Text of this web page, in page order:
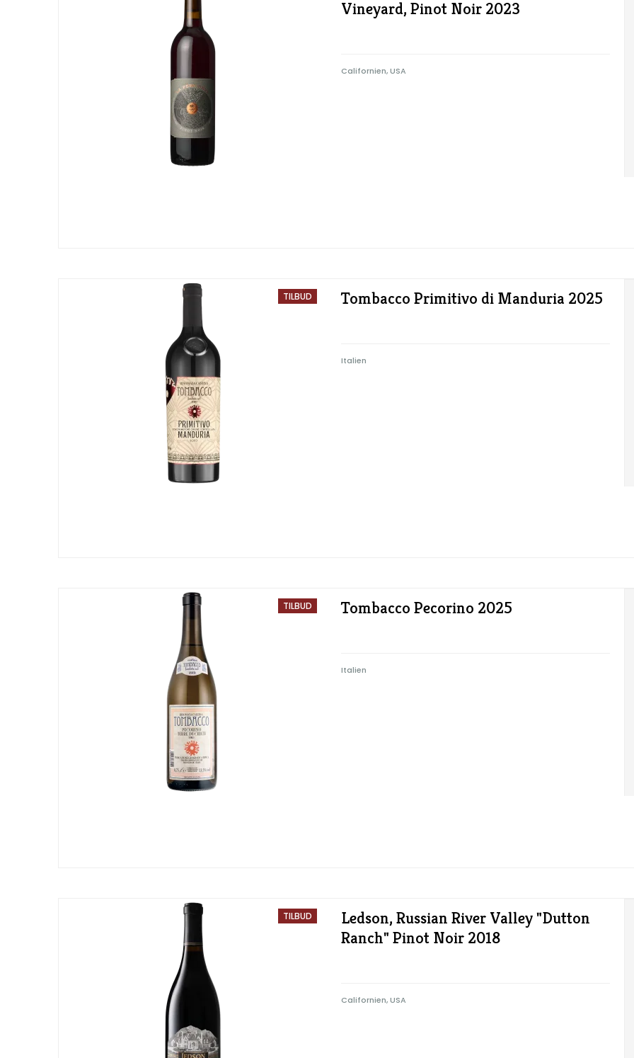
Vineyard, Pinot Noir 2023
Californien, USA
TILBUD Tombacco Primitivo di Manduria 2025
Italien
TILBUD Tombacco Pecorino 2025
Italien
TILBUD
Ledson, Russian River Valley "Dutton
Ranch" Pinot Noir 2018
Californien, USA